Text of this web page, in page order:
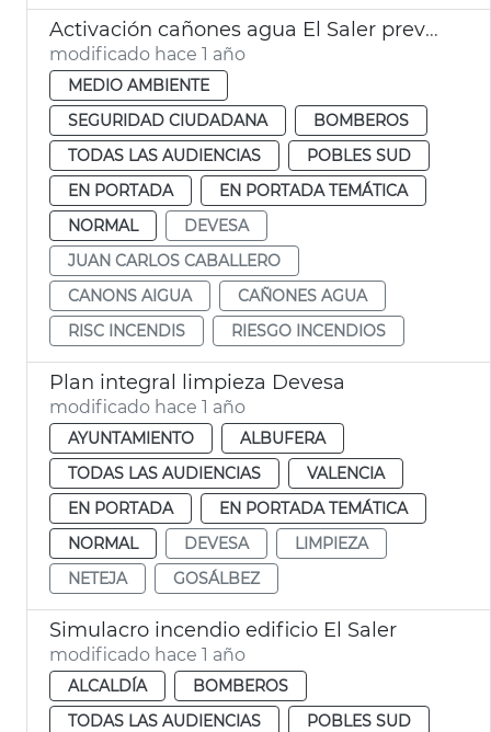
Activación cañones agua El Saler prevención incendios
modificado hace 1 año
MEDIO AMBIENTE
SEGURIDAD CIUDADANA
BOMBEROS
TODAS LAS AUDIENCIAS
POBLES SUD
EN PORTADA
EN PORTADA TEMÁTICA
NORMAL
DEVESA
JUAN CARLOS CABALLERO
CANONS AIGUA
CAÑONES AGUA
RISC INCENDIS
RIESGO INCENDIOS
Plan integral limpieza Devesa
modificado hace 1 año
AYUNTAMIENTO
ALBUFERA
TODAS LAS AUDIENCIAS
VALENCIA
EN PORTADA
EN PORTADA TEMÁTICA
NORMAL
DEVESA
LIMPIEZA
NETEJA
GOSÁLBEZ
Simulacro incendio edificio El Saler
modificado hace 1 año
ALCALDÍA
BOMBEROS
TODAS LAS AUDIENCIAS
POBLES SUD